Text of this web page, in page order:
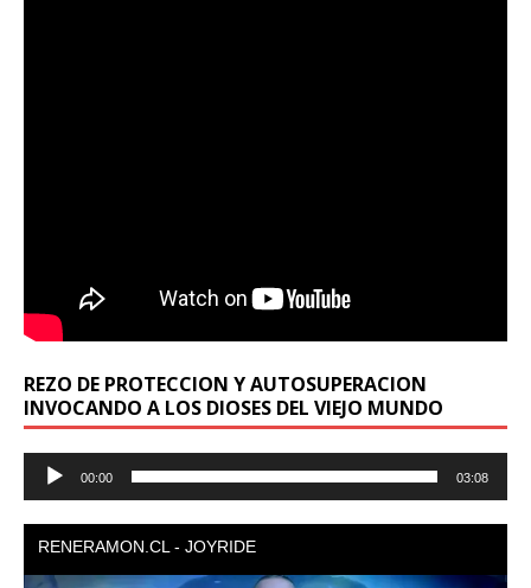
REZO DE PROTECCION Y AUTOSUPERACION
INVOCANDO A LOS DIOSES DEL VIEJO MUNDO
Reproductor
00:00 03:08